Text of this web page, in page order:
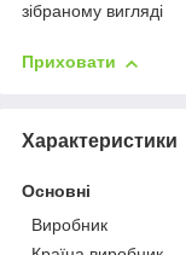
зібраному вигляді
Приховати
Характеристики
Основні
Виробник